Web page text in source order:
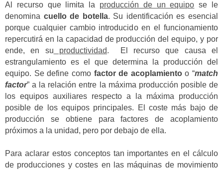
Al recurso que limita la producción de un equipo se le
denomina cuello de botella. Su identificación es esencial
porque cualquier cambio introducido en el funcionamiento
repercutirá en la capacidad de producción del equipo, y por
ende, en su productividad. El recurso que causa el
estrangulamiento es el que determina la producción del
equipo. Se define como factor de acoplamientoo “match
factor” a la relación entre la máxima producción posible de
los equipos auxiliares respecto a la máxima producción
posible de los equipos principales. El coste más bajo de
producción se obtiene para factores de acoplamiento
próximos a la unidad, pero por debajo de ella.
Para aclarar estos conceptos tan importantes en el cálculo
de producciones y costes en las máquinas de movimiento